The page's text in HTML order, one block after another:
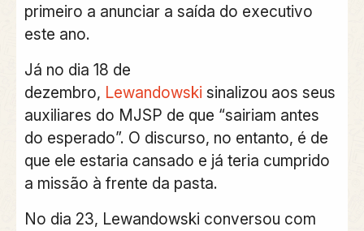
primeiro a anunciar a saída do executivo
este ano.
Já no dia 18 de
dezembro, Lewandowski sinalizou aos seus
auxiliares do MJSP de que “sairiam antes
do esperado”. O discurso, no entanto, é de
que ele estaria cansado e já teria cumprido
a missão à frente da pasta.
No dia 23, Lewandowski conversou com